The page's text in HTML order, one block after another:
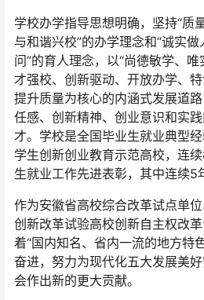
学校办学指导思想明确，坚持“质
与和谐兴校”的办学理念和“诚实
问”的育人理念，以“尚德敏学、
才强校、创新驱动、开放办学、
提升质量为核心的内涵式发展道
任感、创新精神、创业意识和实
才。学校是全国毕业生就业典型
学生创新创业教育示范高校，连
生就业工作先进表彰，其中连续5
作为安徽省高校综合改革试点单
创新改革试验高校创新自主权改
着“国内知名、省内一流的地方特
奋进，努力为现代化五大发展美
会作出新的更大贡献。